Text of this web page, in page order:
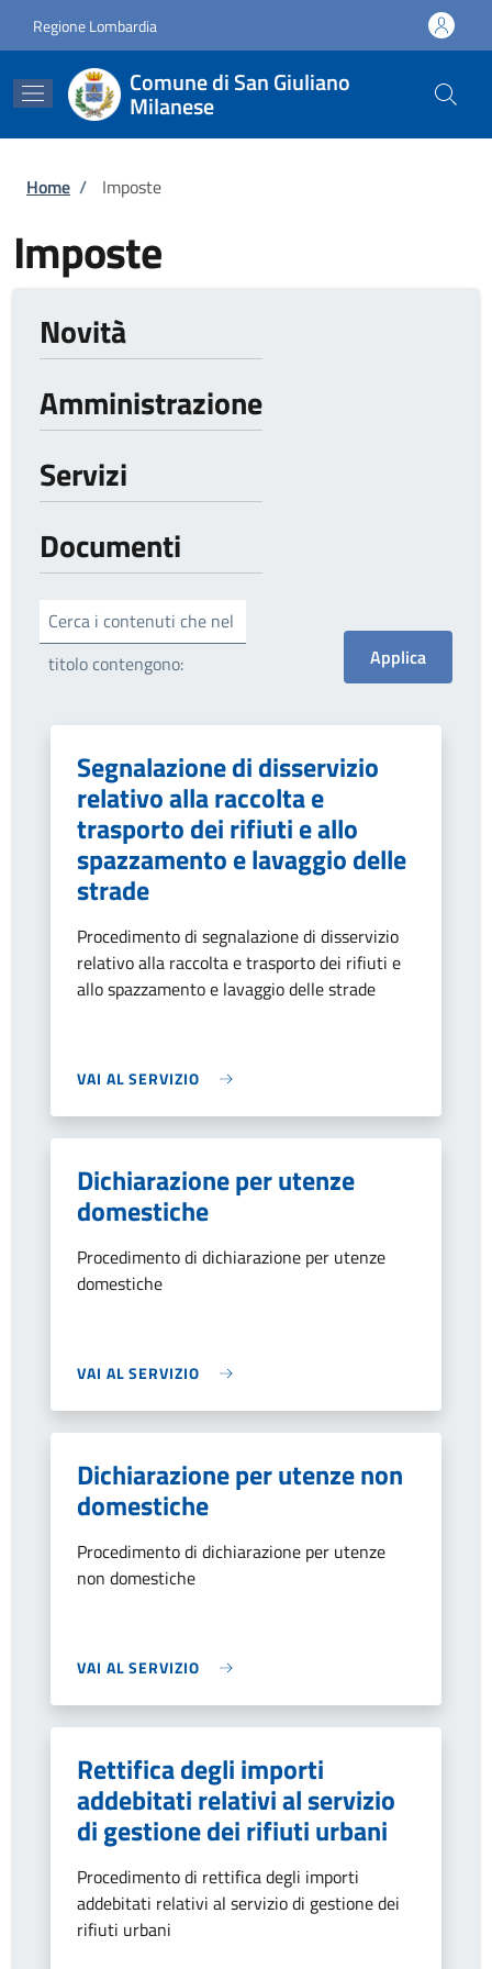
Regione Lombardia
Comune di San Giuliano
Milanese
Briciole di pane
Home / Imposte
Imposte
Novità
Amministrazione
Servizi
Documenti
Cerca i contenuti che nel
titolo contengono:
Segnalazione di disservizio
relativo alla raccolta e
trasporto dei rifiuti e allo
spazzamento e lavaggio delle
strade
Procedimento di segnalazione di disservizio
relativo alla raccolta e trasporto dei rifiuti e
allo spazzamento e lavaggio delle strade
VAI AL SERVIZIO
Dichiarazione per utenze
domestiche
Procedimento di dichiarazione per utenze
domestiche
VAI AL SERVIZIO
Dichiarazione per utenze non
domestiche
Procedimento di dichiarazione per utenze
non domestiche
VAI AL SERVIZIO
Rettifica degli importi
addebitati relativi al servizio
di gestione dei rifiuti urbani
Procedimento di rettifica degli importi
addebitati relativi al servizio di gestione dei
rifiuti urbani